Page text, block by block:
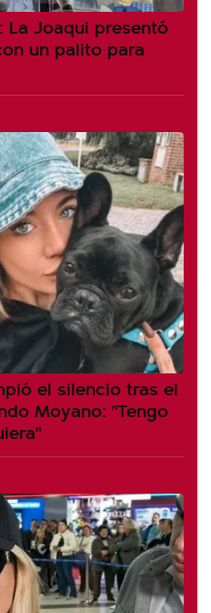
La Joaqui presentó
un palito para
el silencio tras el
Moyano: "Tengo